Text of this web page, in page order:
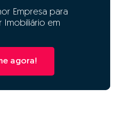
Empresa para
Imobiliário em
agora!